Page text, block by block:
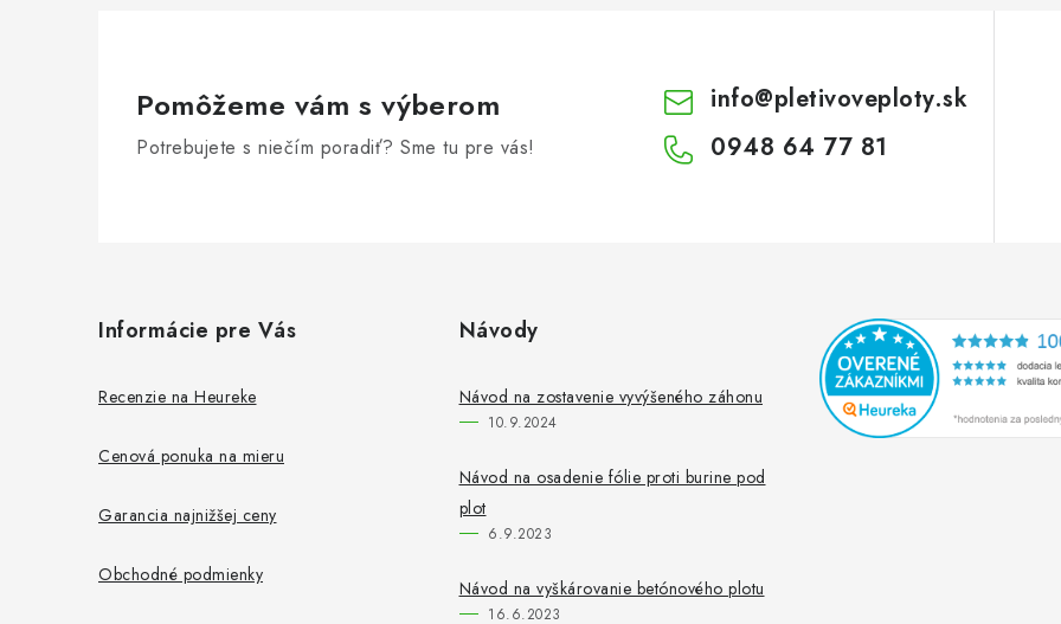
Pomôžeme vám s výberom
Potrebujete s niečím poradiť? Sme tu pre vás!
info@pletivoveploty.sk
0948 64 77 81
Informácie pre Vás
Recenzie na Heureke
Cenová ponuka na mieru
Garancia najnižšej ceny
Obchodné podmienky
Návody
Návod na zostavenie vyvýšeného záhonu
10.9.2024
Návod na osadenie fólie proti burine pod
plot
6.9.2023
Návod na vyškárovanie betónového plotu
16.6.2023